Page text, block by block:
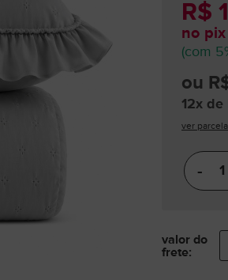
R$
no pix
(com
ou
12x de
ver
-
valor do
frete: